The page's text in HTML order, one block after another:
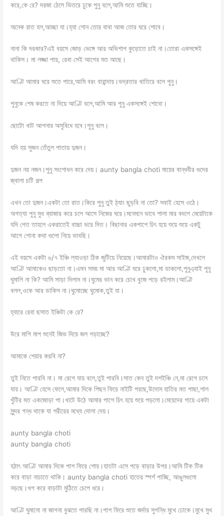
করে,কে রে? দরজা ঠেলে ভিতরে ঢুকে পুনু বলে,আমি শুতে যাচ্ছি।
অনেক রাত হল,আচ্ছা যা।হ্যা শোন তোর বাবা আজ তোর ঘরে শোবে।
নানা কি দরকার?এই বয়সে জোড় ভেঙ্গে আর অভিশাপ কুড়োতে চাই না।তোরা একসঙ্গেই
থাকিস। মা লজ্জা পায়, রেবা সেই আগের মত আছে।
আণ্টি আমার ঘরে শুতে পারে,আমি বরং বারান্দায়।ভদ্রতার খাতিরে বলে পুনু।
পুনুকে শেষ করতে না দিয়ে আণ্টি বলে,আমি আর পুনু একসঙ্গেই শোবো।
ছোটো খাট আপনার অসুবিধে হবে।পুনু বলে।
যদি হয় সুজন তেঁতুল পাতায় দুজন।
দুজন নয় নজন।পুনু সংশোধন করে দেয়। aunty bangla choti মায়ের বান্ধবীর গুদের
জ্বালা চটি গল্প
এখন তো দুজন।একটা তো রাত।কিরে পুনু তুই ঠ্যাং ছুড়বি না তো? সবাই হেসে ওঠে।
অগত্যা পুনু মুখ ব্যাজার করে চলে আসে নিজের ঘরে।মনেমনে ভাবে শালা মার বদলে মেয়েটাকে
যদি পেত তাহলে একরাতেই বাচ্চা ভরে দিত। বিছানার একপাশে চিৎ হয়ে শুয়ে শুয়ে একটু
আগে শোনা কথা গুলো নিয়ে ভাবছি।
এই বয়সে একটা ৬/৭ ইঞ্চি ল্যাওড়া ঠিক জুটিয়ে নিয়েছে।আমারটাও ঐরকম সাইজ,দেখলে
আণ্টি আমাকেও ছাড়তো না।এমন সময় মা আর আণ্টি ঘরে ঢুকলো,মা ডাকলো,পুনুএ্যাই পুনু
ঘুমালি না কি? আমি সাড়া দিলাম না।ঘুমের ভান করে চোখ বুজে পড়ে রইলাম।আণ্টি
বলল,ওকে আর ডাকিস না।ঘুমোচ্ছে ঘুমোক,তুই যা।
হ্যারে রেবা ছসাত ইঞ্চিটা কে রে?
উরে মাগি মাপ শুনেই জিভ দিয়ে জল গড়াচ্ছে?
আমাকে শেয়ার করবি না?
তুই নিতে পারবি না। মা রেগে যায় বলে,তুই পারবি।সাত কেন তুই দশইঞ্চি নে,মা রেগে চলে
যায়। আণ্টি হেসে ফেলে,আমার দিকে পিছন ফিরে নাইটি পরছে,উদোম হাতির মত পাছা,শাল
খুঁটির মত একজোড়া পা।খাটে উঠে আমার পাশে চিৎ হয়ে শুয়ে পড়লো।মেয়েদের গায়ে একটা
সুন্দর গন্ধ থাকে যা শরীরের মধ্যে দোলা দেয়।
aunty bangla choti
aunty bangla choti
হঠাৎ আণ্টি আমার দিকে পাশ ফিরে শোয়।হাতটা এসে পড়ে বাড়ার উপর।আমি টিক টিক
করে বাড়া নাচাতে থাকি। aunty bangla choti হাতের স্পর্শ পাচ্ছি, আঙুলগুলো
নড়ছে।খপ করে বাড়াটা মুঠিতে চেপে ধরে।
আণ্টি ঘুমানো না জাগনা বুঝতে পারছি না।পাশ ফিরে শুতে জর্দার সুগন্ধি মুখে ঢোকে।মুখে মুখ